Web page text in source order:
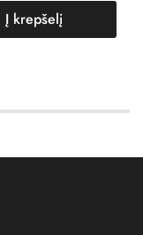
Į krepšelį